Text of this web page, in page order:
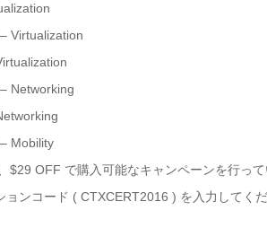
Virtualization
Networking
Mobility
$29 OFF で購入可能なキャンペーンを行っ
ンコード ( CTXCERT2016 ) を入力してくだ